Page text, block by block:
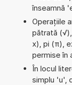
înseamnă
Operațiile
pătrată
x), pi (π),
permise în
În locul
simplu 'u',